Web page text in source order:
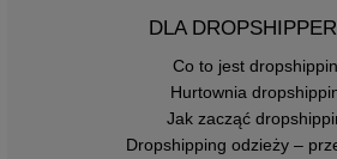
DLA
Co to jest
Hurtownia
Jak zacząć
Dropshipping odzieży –